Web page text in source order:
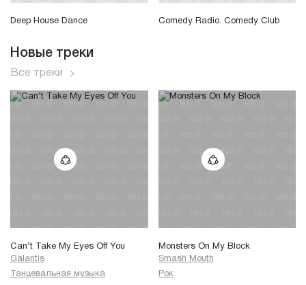
Deep House Dance Comedy Radio. Comedy Club
Новые треки
Все треки
Can’t Take My Eyes Off You
Galantis
Танцевальная музыка
Monsters On My Block
Smash Mouth
Рок